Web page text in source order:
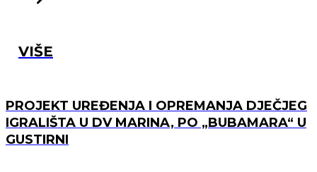
VIŠE
PROJEKT UREĐENJA I OPREMANJA DJEČJEG
IGRALIŠTA U DV MARINA, PO „BUBAMARA“ U
GUSTIRNI